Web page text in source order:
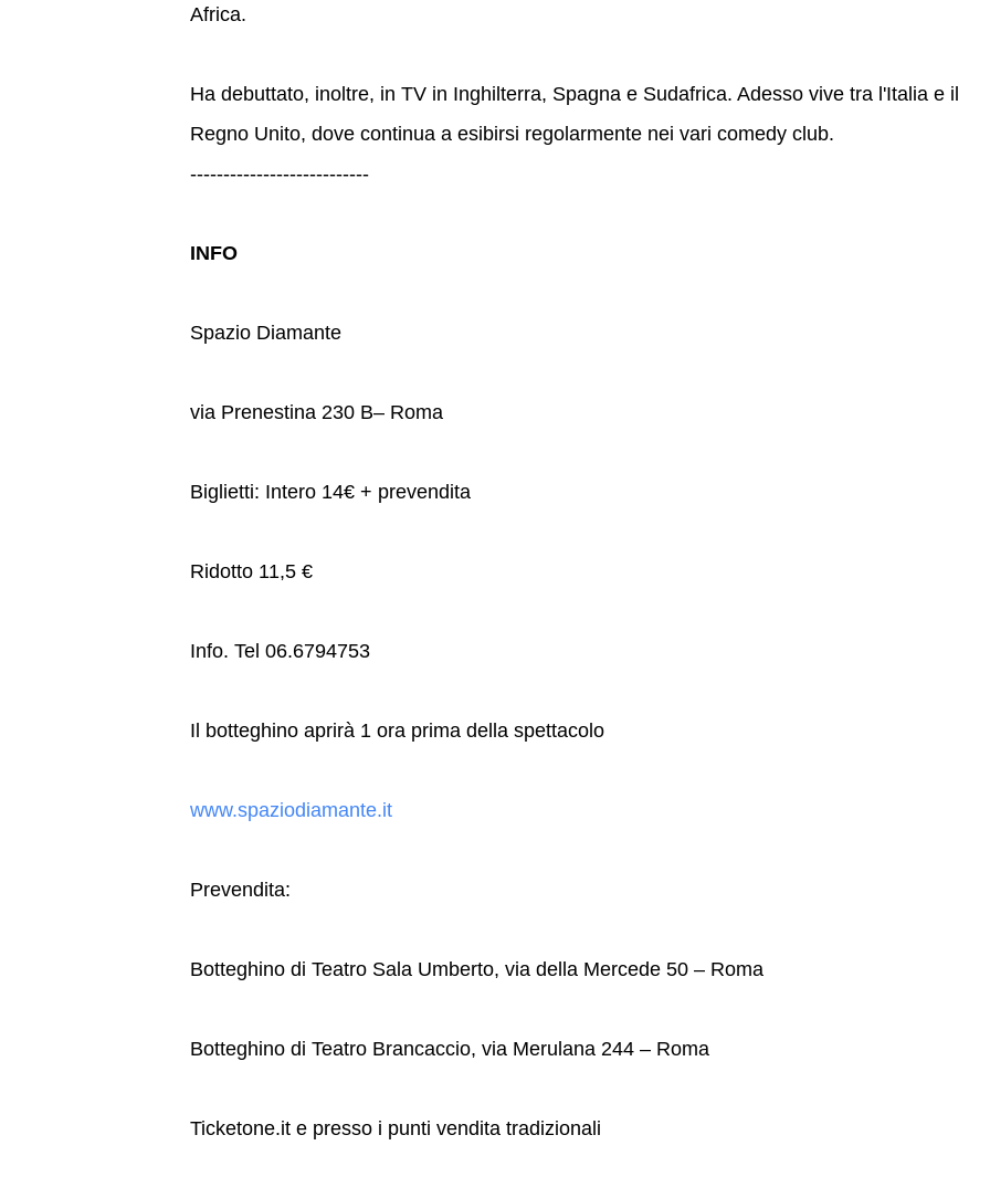
Africa.
Ha debuttato, inoltre, in TV in Inghilterra, Spagna e Sudafrica. Adesso vive tra l'Italia e il
Regno Unito, dove continua a esibirsi regolarmente nei vari comedy club.
---------------------------
INFO
Spazio Diamante
via Prenestina 230 B– Roma
Biglietti: Intero 14€ + prevendita
Ridotto 11,5 €
Info. Tel 06.6794753
Il botteghino aprirà 1 ora prima della spettacolo
www.spaziodiamante.it
Prevendita:
Botteghino di Teatro Sala Umberto, via della Mercede 50 – Roma
Botteghino di Teatro Brancaccio, via Merulana 244 – Roma
Ticketone.it e presso i punti vendita tradizionali